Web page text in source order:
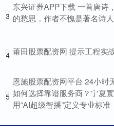
3
东兴证券APP下载 一首唐诗
的愁思，作者不愧是著名诗人
4 莆田股票配资网 提示工程实
5
恩施股票配资网平台 24小时
如何选择靠谱服务商？宁夏
用“AI超级智播”定义专业标准